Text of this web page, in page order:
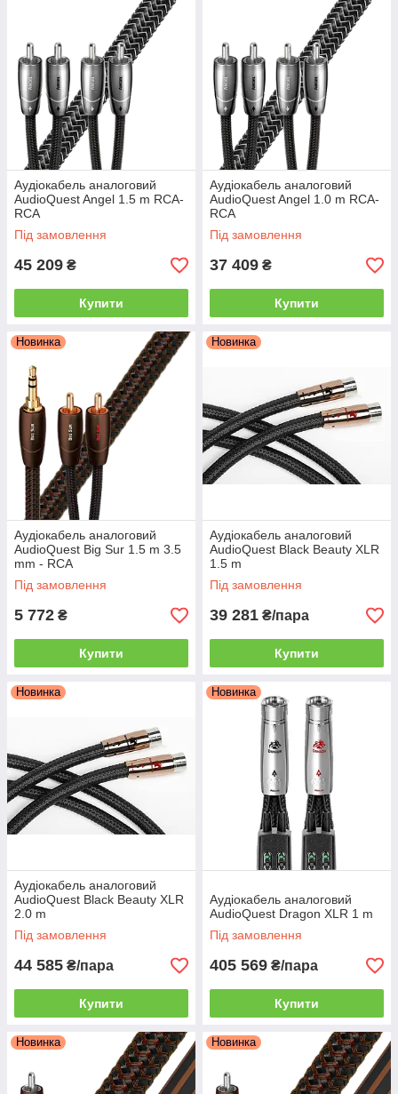
Аудіокабель аналоговий
AudioQuest Angel 1.5 m RCA-
RCA
Під замовлення
45 209 ₴
Купити
Аудіокабель аналоговий
AudioQuest Angel 1.0 m RCA-
RCA
Під замовлення
37 409 ₴
Купити
Новинка
Аудіокабель аналоговий
AudioQuest Big Sur 1.5 m 3.5
mm - RCA
Під замовлення
5 772 ₴
Купити
Новинка
Аудіокабель аналоговий
AudioQuest Black Beauty XLR
1.5 m
Під замовлення
39 281 ₴/пара
Купити
Новинка
Аудіокабель аналоговий
AudioQuest Black Beauty XLR
2.0 m
Під замовлення
44 585 ₴/пара
Купити
Новинка
Аудіокабель аналоговий
AudioQuest Dragon XLR 1 m
Під замовлення
405 569 ₴/пара
Купити
Новинка Новинка